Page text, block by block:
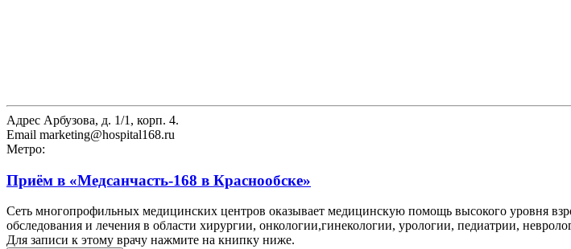
Адрес Арбузова, д. 1/1, корп. 4.
Email marketing@hospital168.ru
Метро:
Приём в «Медсанчасть-168 в Краснообске»
Сеть многопрофильных медицинских центров оказывает медицинскую помощь высокого уровня
обследования и лечения в области хирургии, онкологии,гинекологии, урологии, педиатрии,
Для записи к этому врачу нажмите на книпку ниже.